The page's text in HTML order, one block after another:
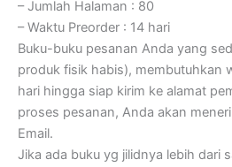
– Jumlah Halaman : 80
– Waktu Preorder : 14 hari
Buku-buku pesanan Anda yang
produk fisik habis), membutuhkan
hari hingga siap kirim ke alamat
proses pesanan, Anda akan
Email.
Jika ada buku yg jilidnya lebih dari